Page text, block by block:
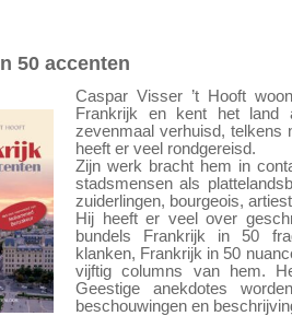
50 accenten
Caspar Visser ’t Hooft
Frankrijk en kent het
zevenmaal verhuisd, telkens
heeft er veel rondgereisd.
Zijn werk bracht hem in
stadsmensen als
zuiderlingen, bourgeois,
Hij heeft er veel over
bundels Frankrijk in 50
klanken, Frankrijk in 50
vijftig columns van hem.
Geestige anekdotes
beschouwingen en